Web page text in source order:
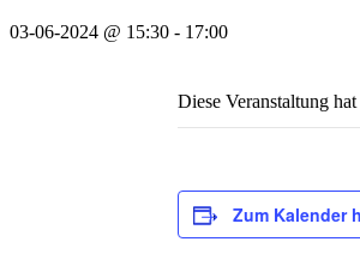
03-06-2024 @ 15:30 - 17:00
Diese Veranstaltung
Zum Kalender